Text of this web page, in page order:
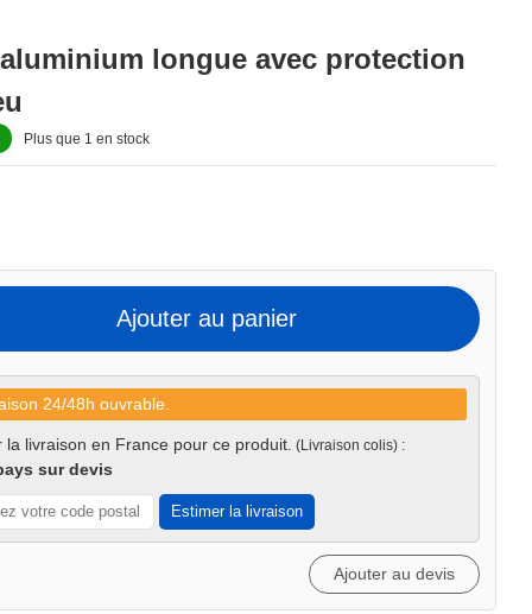
longue avec protection
Plus que 1 en stock
Ajouter au panier
24/48h ouvrable.
la livraison en France pour ce produit. (Livraison colis) :
sur devis
Estimer la livraison
Ajouter au devis